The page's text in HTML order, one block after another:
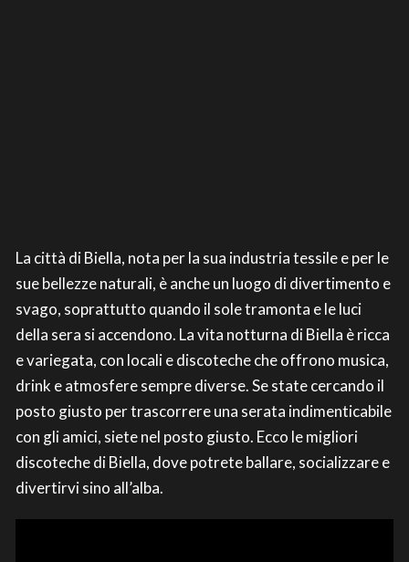
La città di Biella, nota per la sua industria tessile e per le
sue bellezze naturali, è anche un luogo di divertimento e
svago, soprattutto quando il sole tramonta e le luci
della sera si accendono. La vita notturna di Biella è ricca
e variegata, con locali e discoteche che offrono musica,
drink e atmosfere sempre diverse. Se state cercando il
posto giusto per trascorrere una serata indimenticabile
con gli amici, siete nel posto giusto. Ecco le migliori
discoteche di Biella, dove potrete ballare, socializzare e
divertirvi sino all’alba.